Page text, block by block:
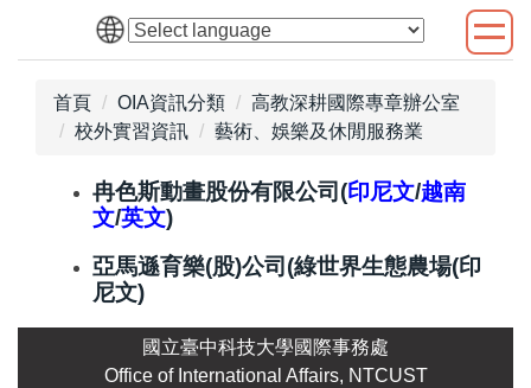
首頁 OIA資訊分類
高教深耕國際專章辦公室
校外實習資訊
藝術、娛樂及休閒服務業
冉色斯動畫股份有限公司(印尼文/越南
文/英文)
亞馬遜育樂(股)公司(綠世界生態農場(印
尼文)
國立臺中科技大學國際事務處
Office of International Affairs, NTCUST